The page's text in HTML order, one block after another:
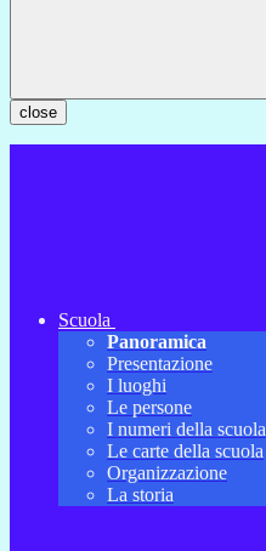
close
Scuola
Panoramica
Presentazione
I luoghi
Le persone
I numeri della scuola
Le carte della scuola
Organizzazione
La storia